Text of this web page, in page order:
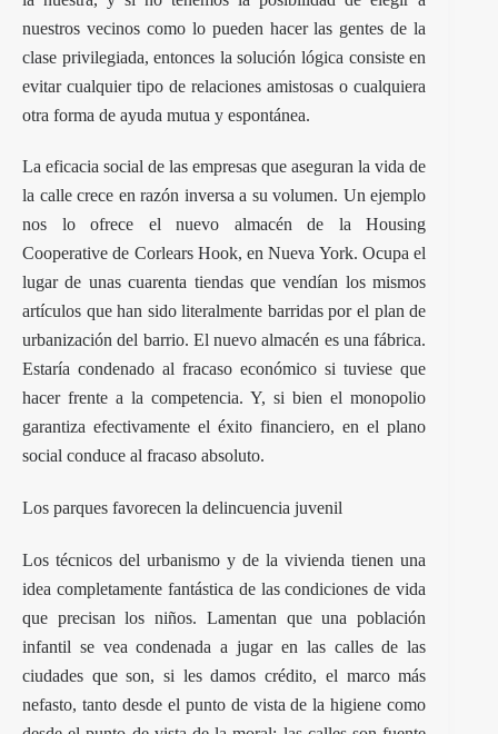
nuestros vecinos como lo pueden hacer las gentes de la
clase privilegiada, entonces la solución lógica consiste en
evitar cualquier tipo de relaciones amistosas o cualquiera
otra forma de ayuda mutua y espontánea.
La eficacia social de las empresas que aseguran la vida de
la calle crece en razón inversa a su volumen. Un ejemplo
nos lo ofrece el nuevo almacén de la Housing
Cooperative de Corlears Hook, en Nueva York. Ocupa el
lugar de unas cuarenta tiendas que vendían los mismos
artículos que han sido literalmente barridas por el plan de
urbanización del barrio. El nuevo almacén es una fábrica.
Estaría condenado al fracaso económico si tuviese que
hacer frente a la competencia. Y, si bien el monopolio
garantiza efectivamente el éxito financiero, en el plano
social conduce al fracaso absoluto.
Los parques favorecen la delincuencia juvenil
Los técnicos del urbanismo y de la vivienda tienen una
idea completamente fantástica de las condiciones de vida
que precisan los niños. Lamentan que una población
infantil se vea condenada a jugar en las calles de las
ciudades que son, si les damos crédito, el marco más
nefasto, tanto desde el punto de vista de la higiene como